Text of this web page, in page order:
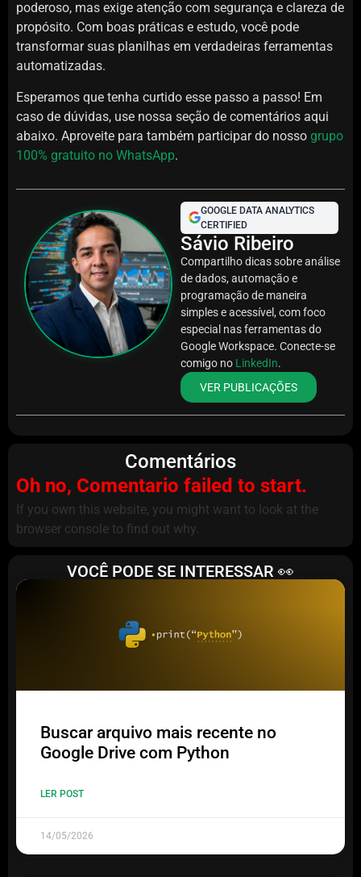
poderoso, mas exige atenção com segurança e clareza de
propósito. Com boas práticas e estudo, você pode
transformar suas planilhas em verdadeiras ferramentas
automatizadas.
Esperamos que tenha curtido esse passo a passo! Em
caso de dúvidas, use nossa seção de comentários aqui
abaixo. Aproveite para também participar do nosso grupo
100% gratuito no WhatsApp.
GOOGLE DATA ANALYTICS
CERTIFIED
Sávio Ribeiro
Compartilho dicas sobre análise
de dados, automação e
programação de maneira
simples e acessível, com foco
especial nas ferramentas do
Google Workspace. Conecte-se
comigo no LinkedIn.
VER PUBLICAÇÕES
Comentários
Oh no, Comentario failed to start.
If you own this website, you might want to look at the
browser console to find out why.
VOCÊ PODE SE INTERESSAR 👀
Buscar arquivo mais recente no
Google Drive com Python
LER POST
14/05/2026